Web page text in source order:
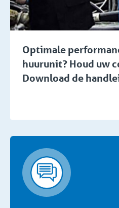
Optimale
huurunit? Houd uw
Download de